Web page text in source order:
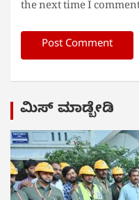
the next time I
ಮಿಸ್ ಮಾಡ್ಬೇಡಿ